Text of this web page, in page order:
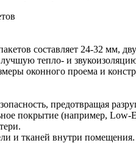
составляет 24-32 мм,
тепло- и
оконного проема и
предотвращая
покрытие (например, Low-
и тканей внутри помещения.